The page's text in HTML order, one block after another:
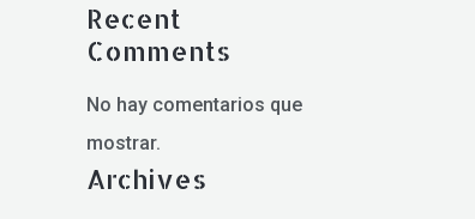
Recent
Comments
No hay comentarios que
mostrar.
Archives